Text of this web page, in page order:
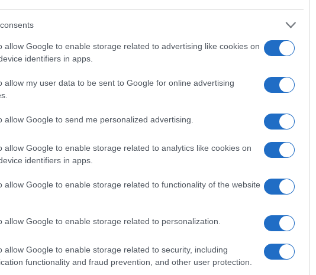
allow Google to enable storage related to advertising like cookies on
identifiers in apps.
allow my user data to be sent to Google for online advertising
allow Google to send me personalized advertising.
allow Google to enable storage related to analytics like cookies on
identifiers in apps.
allow Google to enable storage related to functionality of the website
allow Google to enable storage related to personalization.
allow Google to enable storage related to security, including
functionality and fraud prevention, and other user protection.
musica italiana, con artisti emergenti e nomi
La
più venduti e quelli maggiormente trasmessi
di vendite digitali, streaming e visualizzazioni
più significativi.
al successo di questi brani. Lapromozione
giocato un ruolo cruciale, insieme alla forte
tra artisti, che mescolano generi e
più vasto.
numero 18 del 2025, è possibile identificare